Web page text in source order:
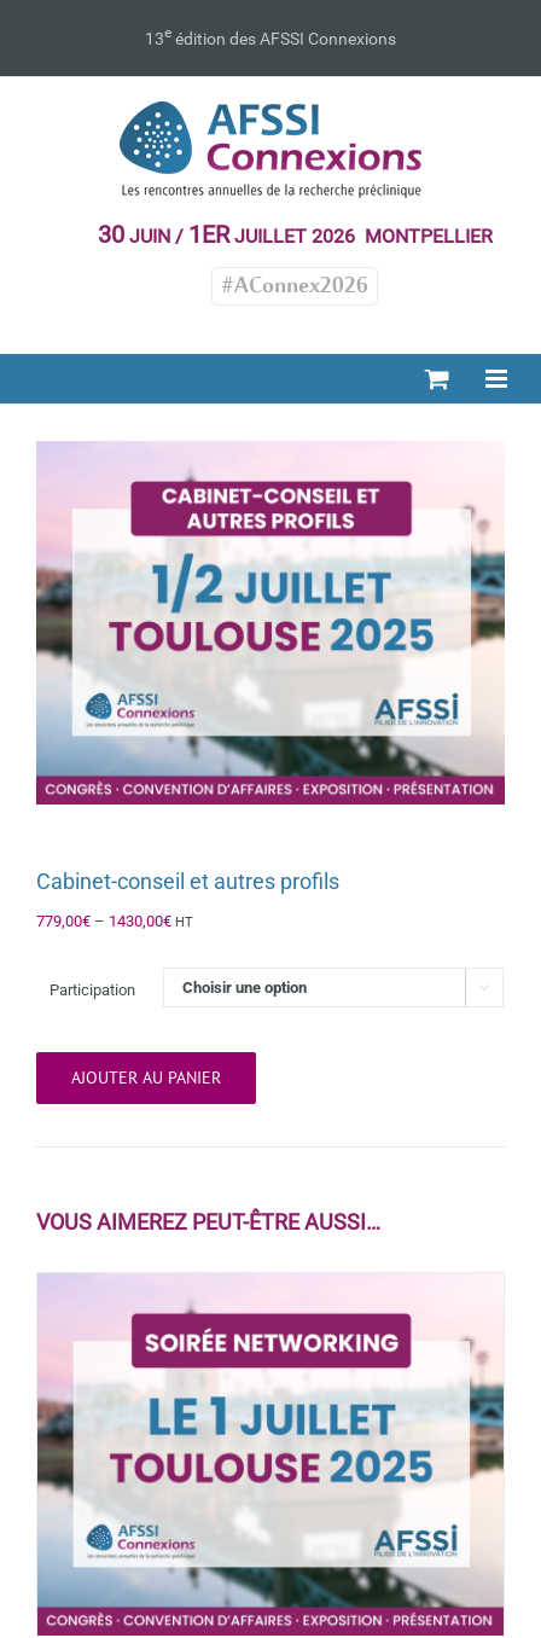
13e édition des AFSSI Connexions
30JUIN / 1ERJUILLET 2026 MONTPELLIER
#AConnex2026
Cabinet-conseil et autres profils
779,00€ – 1430,00€ HT
Participation 
AJOUTER AU PANIER
VOUS AIMEREZ PEUT-ÊTRE AUSSI…